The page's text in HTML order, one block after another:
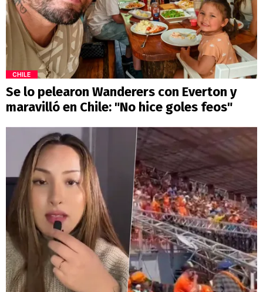
CHILE
Se lo pelearon Wanderers con Everton y
maravilló en Chile: "No hice goles feos"